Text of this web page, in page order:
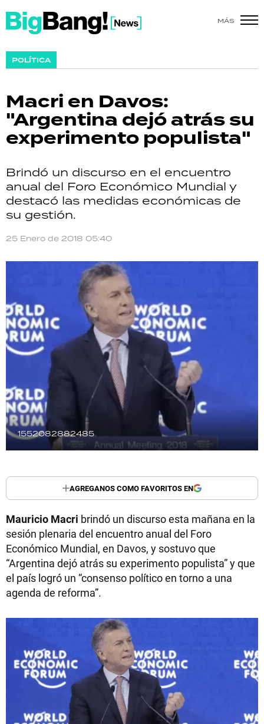
MÁS
POLÍTICA
Macri en Davos:
"Argentina dejó atrás su
experimento populista"
Brindó un discurso en el encuentro
anual del Foro Económico Mundial y
destacó las medidas económicas de
su gestión.
25 Enero de 2018 05:40
1552082882485
AGREGANOS COMO FAVORITOS EN
Mauricio Macri brindó un discurso esta mañana en la
sesión plenaria del encuentro anual del Foro
Económico Mundial, en Davos, y sostuvo que
“Argentina dejó atrás su experimento populista” y que
el país logró un “consenso político en torno a una
agenda de reforma”.
SHOW
ACTUALIDAD
POLICIALES
ECONOMÍA
GRAN HERMANO
SALUD
TECNOLOGÍA
RECETAS
PALABRAS
HORÓSCOPO
Seguinos